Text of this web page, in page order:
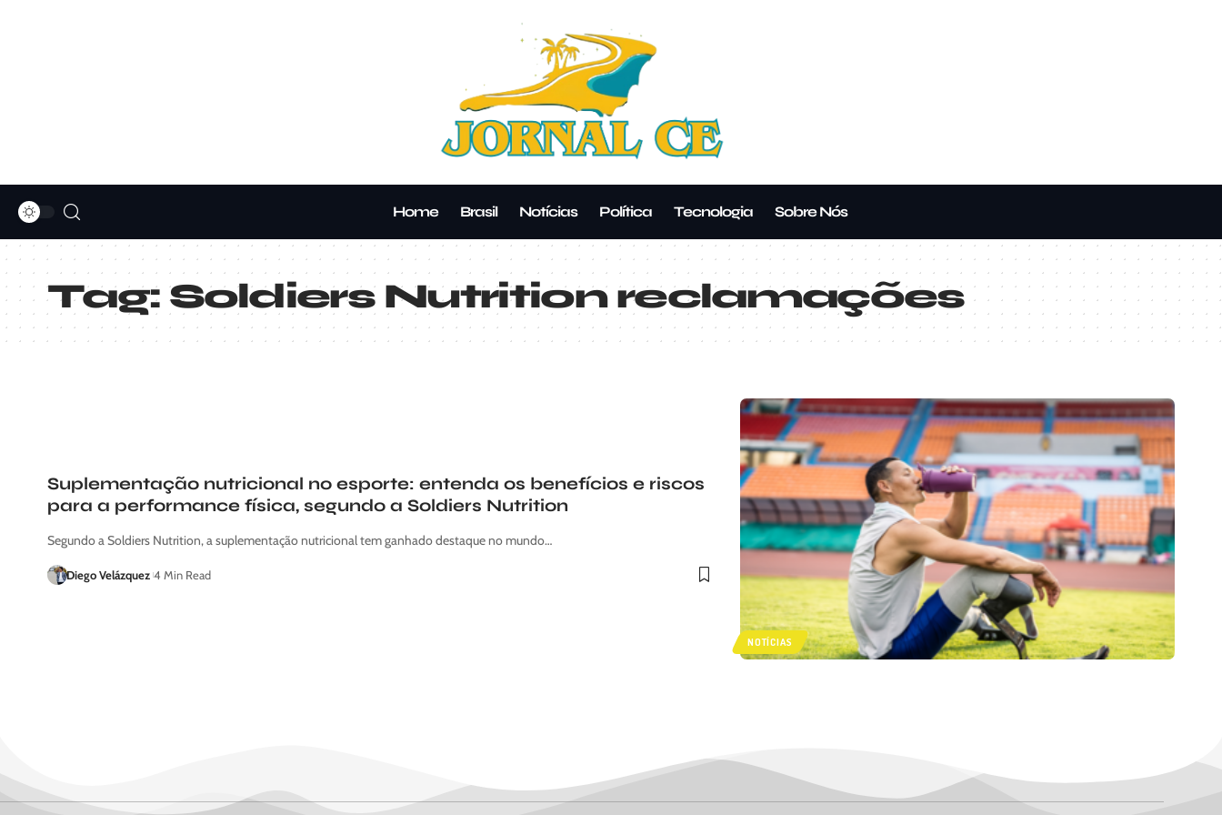
Home Brasil Notícias Política Tecnologia Sobre Nós
Tag: Soldiers Nutrition reclamações
NOTÍCIAS
Suplementação nutricional no esporte: entenda os benefícios e riscos
para a performance física, segundo a Soldiers Nutrition
Segundo a Soldiers Nutrition, a suplementação nutricional tem ganhado destaque no mundo…
Diego Velázquez 4 Min Read